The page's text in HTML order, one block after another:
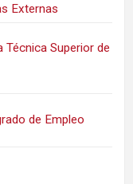
Externas
Técnica Superior de
de Empleo